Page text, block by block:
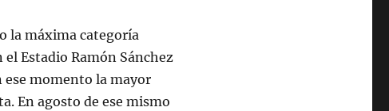
la máxima categoría
el Estadio Ramón Sánchez
momento la mayor
En agosto de ese mismo